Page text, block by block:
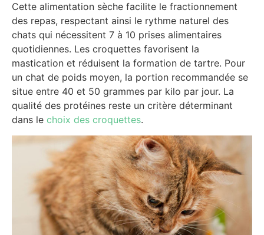
Cette alimentation sèche facilite le fractionnement
des repas, respectant ainsi le rythme naturel des
chats qui nécessitent 7 à 10 prises alimentaires
quotidiennes. Les croquettes favorisent la
mastication et réduisent la formation de tartre. Pour
un chat de poids moyen, la portion recommandée se
situe entre 40 et 50 grammes par kilo par jour. La
qualité des protéines reste un critère déterminant
dans le choix des croquettes.